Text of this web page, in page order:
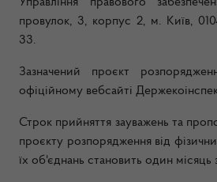
провулок, 3, корпус 2, м. Київ,
33.
Зазначений проєкт
офіційному вебсайті
Строк прийняття зауважень та
проєкту розпорядження від
їх об'єднань становить один